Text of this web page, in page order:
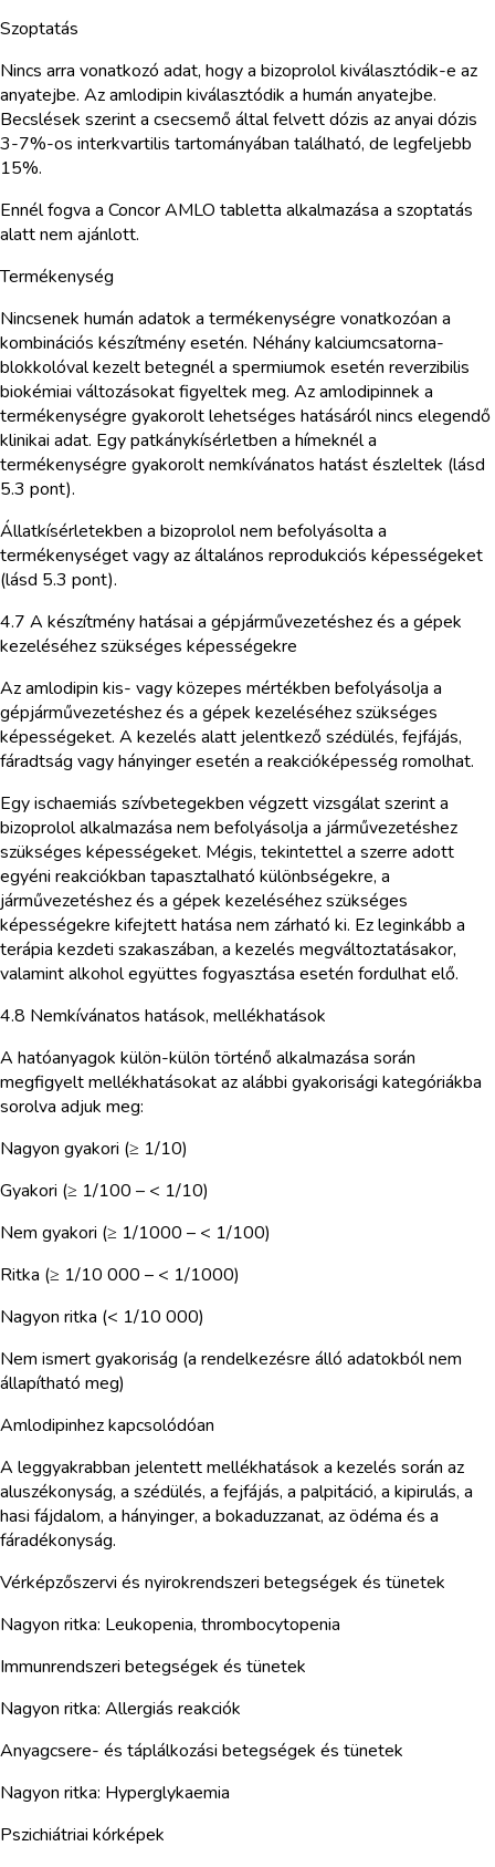
Szoptatás
Nincs arra vonatkozó adat, hogy a bizoprolol kiválasztódik-e az
anyatejbe. Az amlodipin kiválasztódik a humán anyatejbe.
Becslések szerint a csecsemő által felvett dózis az anyai dózis
3-7%-os interkvartilis tartományában található, de legfeljebb
15%.
Ennél fogva a Concor AMLO tabletta alkalmazása a szoptatás
alatt nem ajánlott.
Termékenység
Nincsenek humán adatok a termékenységre vonatkozóan a
kombinációs készítmény esetén. Néhány kalciumcsatorna-
blokkolóval kezelt betegnél a spermiumok esetén reverzibilis
biokémiai változásokat figyeltek meg. Az amlodipinnek a
termékenységre gyakorolt lehetséges hatásáról nincs elegendő
klinikai adat. Egy patkánykísérletben a hímeknél a
termékenységre gyakorolt nemkívánatos hatást észleltek (lásd
5.3 pont).
Állatkísérletekben a bizoprolol nem befolyásolta a
termékenységet vagy az általános reprodukciós képességeket
(lásd 5.3 pont).
4.7 A készítmény hatásai a gépjárművezetéshez és a gépek
kezeléséhez szükséges képességekre
Az amlodipin kis- vagy közepes mértékben befolyásolja a
gépjárművezetéshez és a gépek kezeléséhez szükséges
képességeket. A kezelés alatt jelentkező szédülés, fejfájás,
fáradtság vagy hányinger esetén a reakcióképesség romolhat.
Egy ischaemiás szívbetegekben végzett vizsgálat szerint a
bizoprolol alkalmazása nem befolyásolja a járművezetéshez
szükséges képességeket. Mégis, tekintettel a szerre adott
egyéni reakciókban tapasztalható különbségekre, a
járművezetéshez és a gépek kezeléséhez szükséges
képességekre kifejtett hatása nem zárható ki. Ez leginkább a
terápia kezdeti szakaszában, a kezelés megváltoztatásakor,
valamint alkohol együttes fogyasztása esetén fordulhat elő.
4.8 Nemkívánatos hatások, mellékhatások
A hatóanyagok külön-külön történő alkalmazása során
megfigyelt mellékhatásokat az alábbi gyakorisági kategóriákba
sorolva adjuk meg:
Nagyon gyakori (≥ 1/10)
Gyakori (≥ 1/100 – < 1/10)
Nem gyakori (≥ 1/1000 – < 1/100)
Ritka (≥ 1/10 000 – < 1/1000)
Nagyon ritka (< 1/10 000)
Nem ismert gyakoriság (a rendelkezésre álló adatokból nem
állapítható meg)
Amlodipinhez kapcsolódóan
A leggyakrabban jelentett mellékhatások a kezelés során az
aluszékonyság, a szédülés, a fejfájás, a palpitáció, a kipirulás, a
hasi fájdalom, a hányinger, a bokaduzzanat, az ödéma és a
fáradékonyság.
Vérképzőszervi és nyirokrendszeri betegségek és tünetek
Nagyon ritka: Leukopenia, thrombocytopenia
Immunrendszeri betegségek és tünetek
Nagyon ritka: Allergiás reakciók
Anyagcsere- és táplálkozási betegségek és tünetek
Nagyon ritka: Hyperglykaemia
Pszichiátriai kórképek